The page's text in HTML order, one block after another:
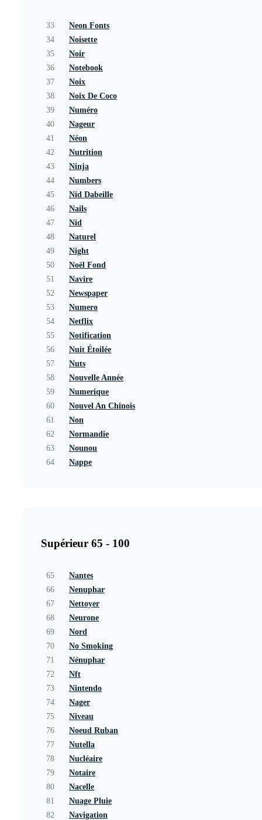
33
Neon Fonts
34
Noisette
35
Noir
36
Notebook
37
Noix
38
Noix De Coco
39
Numéro
40
Nageur
41
Néon
42
Nutrition
43
Ninja
44
Numbers
45
Nid Dabeille
46
Nails
47
Nid
48
Naturel
49
Night
50
Noël Fond
51
Navire
52
Newspaper
53
Numero
54
Netflix
55
Notification
56
Nuit Étoilée
57
Nuts
58
Nouvelle Année
59
Numerique
60
Nouvel An Chinois
61
Non
62
Normandie
63
Nounou
64
Nappe
Supérieur 65 - 100
65
Nantes
66
Nenuphar
67
Nettoyer
68
Neurone
69
Nord
70
No Smoking
71
Nénuphar
72
Nft
73
Nintendo
74
Nager
75
Niveau
76
Noeud Ruban
77
Nutella
78
Nucléaire
79
Notaire
80
Nacelle
81
Nuage Pluie
82
Navigation